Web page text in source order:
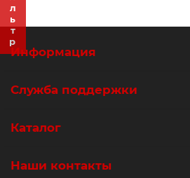
Ролики и колёса
Магниты удерживающие
Конвейерные компоненты
Компоненты линейного движения
Алюминиевые профили
Информация
Служба поддержки
Каталог
Наши контакты